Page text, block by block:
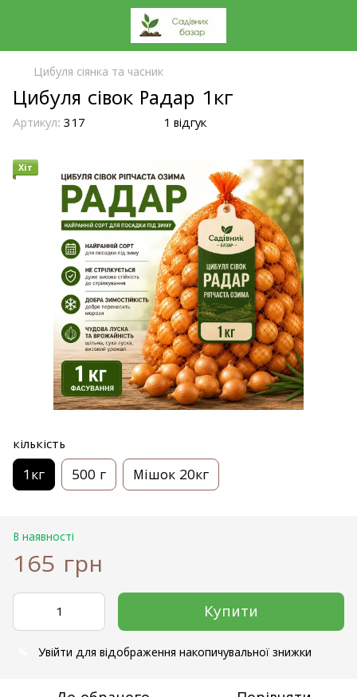
Цибуля сіянка та часник
Цибуля сівок Радар 1кг
Артикул: 317 1 відгук
Хіт
кількість
1кг 500 г Мішок 20кг
В наявності
165 грн
Купити
Увійти для відображення накопичувальної знижки